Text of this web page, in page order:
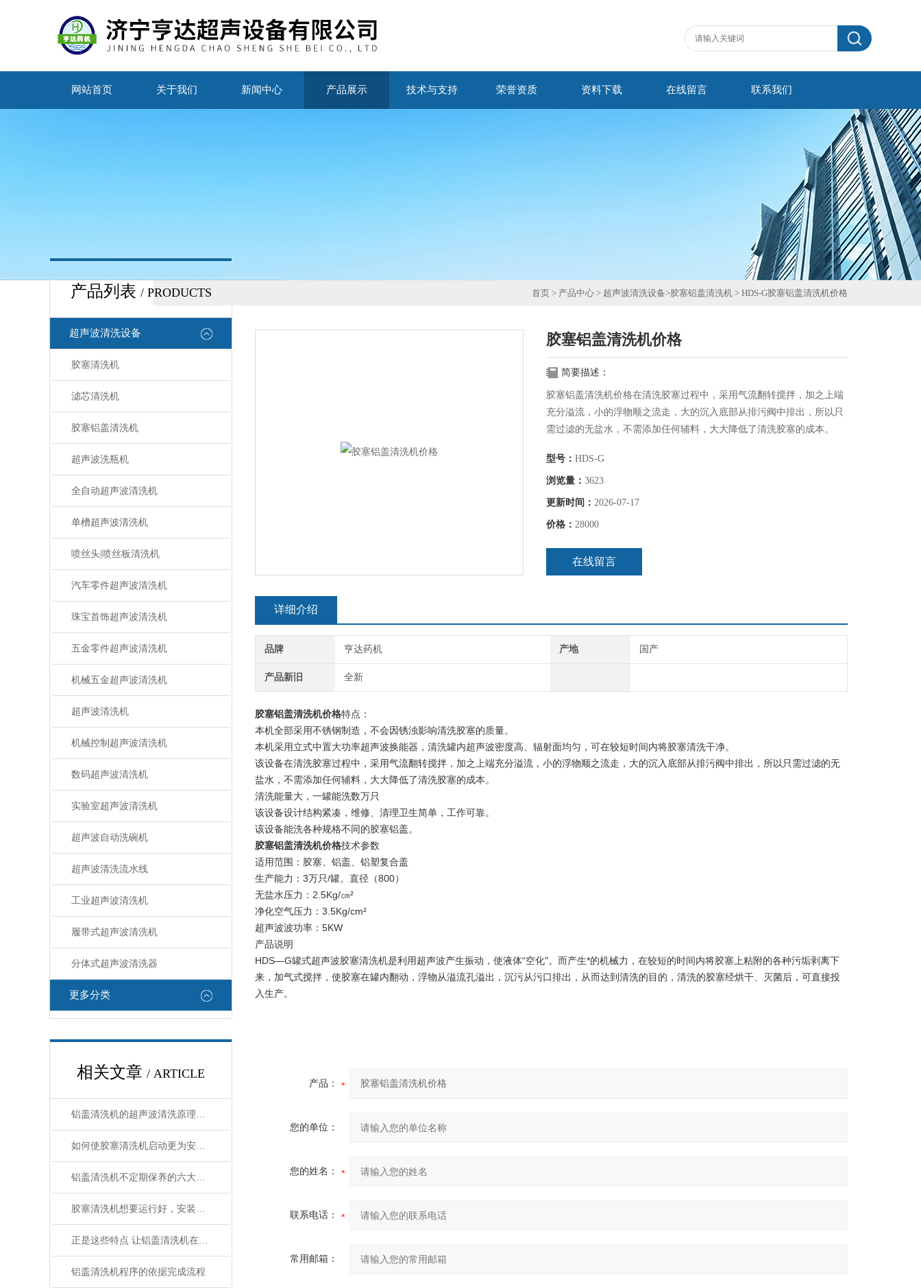
网站首页 关于我们 新闻中心 产品展示 技术与支持 荣誉资质 资料下载 在线留言 联系我们
产品列表 / PRODUCTS
超声波清洗设备
胶塞清洗机
滤芯清洗机
胶塞铝盖清洗机
超声波洗瓶机
全自动超声波清洗机
单槽超声波清洗机
喷丝头|喷丝板清洗机
汽车零件超声波清洗机
珠宝首饰超声波清洗机
五金零件超声波清洗机
机械五金超声波清洗机
超声波清洗机
机械控制超声波清洗机
数码超声波清洗机
实验室超声波清洗机
超声波自动洗碗机
超声波清洗流水线
工业超声波清洗机
履带式超声波清洗机
分体式超声波清洗器
更多分类
相关文章 / ARTICLE
铝盖清洗机的超声波清洗原理与干燥程序优化
如何使胶塞清洗机启动更为安全可靠？
铝盖清洗机不定期保养的六大危害
胶塞清洗机想要运行好，安装位置要选好
正是这些特点 让铝盖清洗机在众多行业得到应用
铝盖清洗机程序的依据完成流程
首页 > 产品中心 > 超声波清洗设备>胶塞铝盖清洗机 > HDS-G胶塞铝盖清洗机价格
胶塞铝盖清洗机价格
简要描述：
胶塞铝盖清洗机价格在清洗胶塞过程中，采用气流翻转搅拌，加之上端
充分溢流，小的浮物顺之流走，大的沉入底部从排污阀中排出，所以只
需过滤的无盐水，不需添加任何辅料，大大降低了清洗胶塞的成本。
型号： HDS-G
浏览量： 3623
更新时间： 2026-07-17
价格： 28000
在线留言
详细介绍
品牌 亨达药机 产地 国产
产品新旧 全新
胶塞铝盖清洗机价格特点：
本机全部采用不锈钢制造，不会因锈浊影响清洗胶塞的质量。
本机采用立式中置大功率超声波换能器，清洗罐内超声波密度高、辐射面均匀，可在较短时间内将胶塞清洗干净。
该设备在清洗胶塞过程中，采用气流翻转搅拌，加之上端充分溢流，小的浮物顺之流走，大的沉入底部从排污阀中排出，所以只需过滤的无
盐水，不需添加任何辅料，大大降低了清洗胶塞的成本。
清洗能量大，一罐能洗数万只
该设备设计结构紧凑，维修、清理卫生简单，工作可靠。
该设备能洗各种规格不同的胶塞铝盖。
胶塞铝盖清洗机价格技术参数
适用范围：胶塞、铝盖、铝塑复合盖
生产能力：3万只/罐。直径（800）
无盐水压力：2.5Kg/㎝²
净化空气压力：3.5Kg/cm²
超声波波功率：5KW
产品说明
HDS—G罐式超声波胶塞清洗机是利用超声波产生振动，使液体“空化"。而产生*的机械力，在较短的时间内将胶塞上粘附的各种污垢剥离下
来，加气式搅拌，使胶塞在罐内翻动，浮物从溢流孔溢出，沉污从污口排出，从而达到清洗的目的，清洗的胶塞经烘干、灭菌后，可直接投
入生产。
产品：
您的单位：
您的姓名：
联系电话：
常用邮箱：